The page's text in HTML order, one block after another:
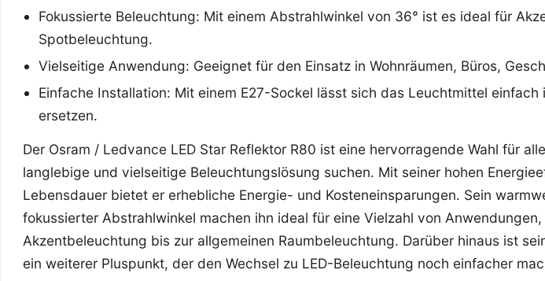
Fokussierte Beleuchtung: Mit einem Abstrahlwinkel von 36° ist es ideal für
Spotbeleuchtung.
Vielseitige Anwendung: Geeignet für den Einsatz in Wohnräumen, Büros,
Einfache Installation: Mit einem E27-Sockel lässt sich das Leuchtmittel einfach
ersetzen.
Der Osram / Ledvance LED Star Reflektor R80 ist eine hervorragende Wahl für
langlebige und vielseitige Beleuchtungslösung suchen. Mit seiner hohen
Lebensdauer bietet er erhebliche Energie- und Kosteneinsparungen. Sein
fokussierter Abstrahlwinkel machen ihn ideal für eine Vielzahl von
Akzentbeleuchtung bis zur allgemeinen Raumbeleuchtung. Darüber hinaus ist
ein weiterer Pluspunkt, der den Wechsel zu LED-Beleuchtung noch einfacher